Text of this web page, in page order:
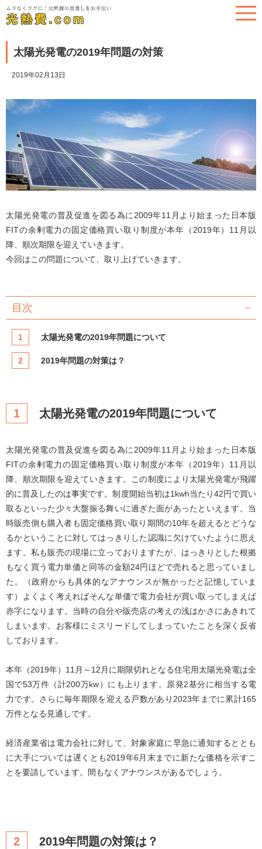
太陽光発電の2019年問題の対策
2019年02月13日
太陽光発電の普及促進を図る為に2009年11月より始まった日本版
FITの余剰電力の固定価格買い取り制度が本年（2019年）11月以
降、順次期限を迎えていきます。
今回はこの問題について、取り上げていきます。
目次
1 太陽光発電の2019年問題について
2 2019年問題の対策は？
1 太陽光発電の2019年問題について
太陽光発電の普及促進を図る為に2009年11月より始まった日本版
FITの余剰電力の固定価格買い取り制度が本年（2019年）11月以
降、順次期限を迎えていきます。この制度により太陽光発電が飛躍
的に普及したのは事実です。制度開始当初は1kwh当たり42円で買い
取るといった少々大盤振る舞いに過ぎた面があったといえます。当
時販売側も購入者も固定価格買い取り期間の10年を超えるとどうな
るかということに対してはっきりした認識に欠けていたように思え
ます。私も販売の現場に立っておりますたが、はっきりとした根拠
もなく買う電力単価と同等の金額24円ほどで売れると思っていまし
た。（政府からも具体的なアナウンスが無かったと記憶していま
す）よくよく考えればそんな単価で電力会社が買い取ってしまえば
赤字になります。当時の自分や販売店の考えの浅はかさにあきれて
しまいます。お客様にミスリードしてしまっていたことを深く反省
しております。
本年（2019年）11月～12月に期限切れとなる住宅用太陽光発電は全
国で53万件（計200万kw）にも上ります。原発2基分に相当する電
力です。さらに毎年期限を迎える戸数があり2023年までに累計165
万件となる見通しです。
経済産業省は電力会社に対して、対象家庭に早急に通知するととも
に大手については遅くとも2019年6月末までに新たな価格を示すこ
とを要請しています。間もなくアナウンスがあるでしょう。
2 2019年問題の対策は？